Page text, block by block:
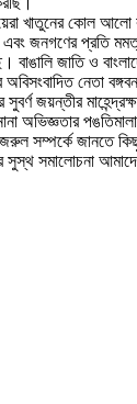
খাতুনের কোল
জনগণের প্রতি
জাতি ও
অবিসংবাদিত
জয়ন্তীর
অভিজ্ঞতার
সম্পর্কে জানতে
সুস্থ সমালোচনা